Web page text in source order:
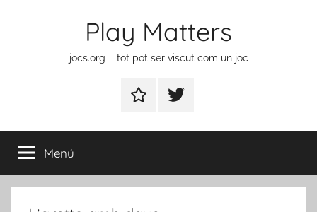
Play Matters
jocs.org – tot pot ser viscut com un joc
ContactarElement
menú
Menú